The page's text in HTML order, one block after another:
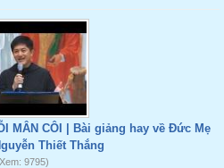
MÂN CÔI | Bài giảng hay về Đức Mẹ
Thiết Thắng
9795)